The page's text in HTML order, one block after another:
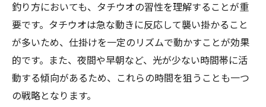
釣り方においても、タチウオの習性を理解することが重
要です。タチウオは急な動きに反応して襲い掛かること
が多いため、仕掛けを一定のリズムで動かすことが効果
的です。また、夜間や早朝など、光が少ない時間帯に活
動する傾向があるため、これらの時間を狙うことも一つ
の戦略となります。